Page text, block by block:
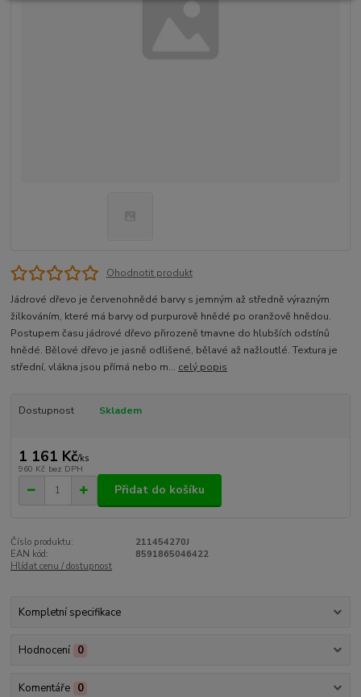
Ohodnotit produkt
Jádrové dřevo je červenohnědé barvy s jemným až středně výrazným
žilkováním, které má barvy od purpurově hnědé po oranžově hnědou.
Postupem času jádrové dřevo přirozeně tmavne do hlubších odstínů
hnědé. Bělové dřevo je jasně odlišené, bělavé až nažloutlé. Textura je
střední, vlákna jsou přímá nebo m... celý popis
Dostupnost Skladem
1 161 Kč/ks
960 Kč bez DPH
Přidat do košíku
Číslo produktu:
211454270J
EAN kód:
8591865046422
Hlídat cenu / dostupnost
Kompletní specifikace
Hodnocení 0
Komentáře 0